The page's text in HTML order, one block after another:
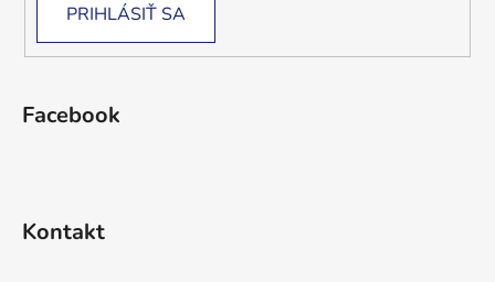
PRIHLÁSIŤ SA
Facebook
Kontakt